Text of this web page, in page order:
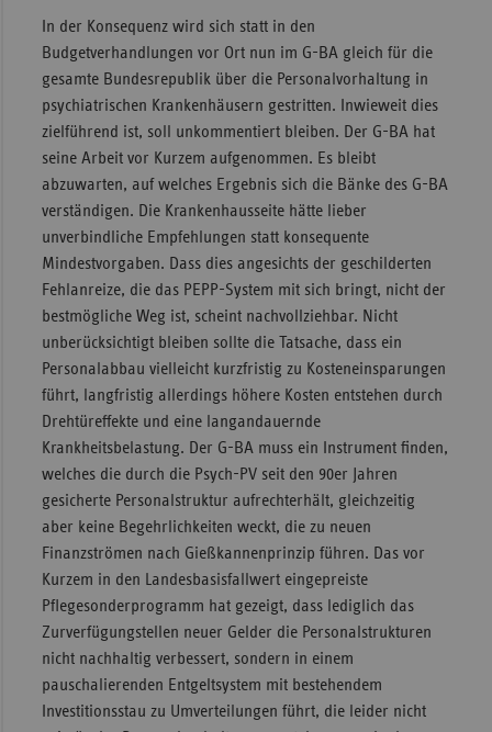
In der Konsequenz wird sich statt in den
Budgetverhandlungen vor Ort nun im G-BA gleich für die
gesamte Bundesrepublik über die Personalvorhaltung in
psychiatrischen Krankenhäusern gestritten. Inwieweit dies
zielführend ist, soll unkommentiert bleiben. Der G-BA hat
seine Arbeit vor Kurzem aufgenommen. Es bleibt
abzuwarten, auf welches Ergebnis sich die Bänke des G-BA
verständigen. Die Krankenhausseite hätte lieber
unverbindliche Empfehlungen statt konsequente
Mindestvorgaben. Dass dies angesichts der geschilderten
Fehlanreize, die das PEPP-System mit sich bringt, nicht der
bestmögliche Weg ist, scheint nachvollziehbar. Nicht
unberücksichtigt bleiben sollte die Tatsache, dass ein
Personalabbau vielleicht kurzfristig zu Kosteneinsparungen
führt, langfristig allerdings höhere Kosten entstehen durch
Drehtüreffekte und eine langandauernde
Krankheitsbelastung. Der G-BA muss ein Instrument finden,
welches die durch die Psych-PV seit den 90er Jahren
gesicherte Personalstruktur aufrechterhält, gleichzeitig
aber keine Begehrlichkeiten weckt, die zu neuen
Finanzströmen nach Gießkannenprinzip führen. Das vor
Kurzem in den Landesbasisfallwert eingepreiste
Pflegesonderprogramm hat gezeigt, dass lediglich das
Zurverfügungstellen neuer Gelder die Personalstrukturen
nicht nachhaltig verbessert, sondern in einem
pauschalierenden Entgeltsystem mit bestehendem
Investitionsstau zu Umverteilungen führt, die leider nicht